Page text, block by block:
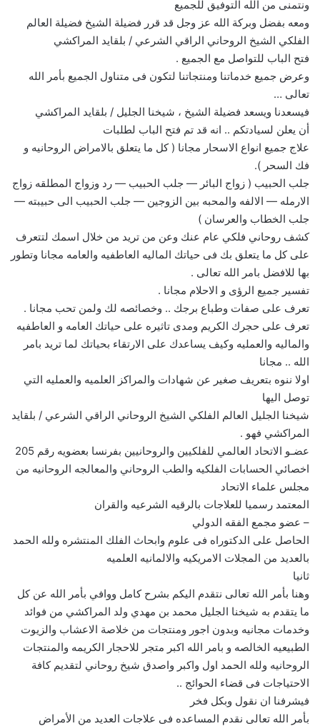
ونتمنى من الله التوفيق للجميع
ومعه بفضل وبركة الله عز وجل قد قرر فضيلة الشيخ فضيلة العالم
الفلكي الشيخ الروحاني الراقي الشرعي / بلقايد المراكشي
فتح الباب للتواصل مع الجميع .
وعرض جميع خدماتنا ومنتجاتنا لتكون فى متناول الجميع بأمر الله
تعالى …
فيسعدنا ويسعد فضيلة الشيخ ، شيخنا الجليل / بلقايد المراكشي
أن يعلن لسيادتكم .. انه قد تم فتح الباب لطلبات
علاج جميع انواع الاسحار مجانا ( كل ما يتعلق بالامراض الروحانيه و
فك السحر ).
جلب الحبيب ( زواج البائر — جلب الحبيب — رد وزواج المطلقه زواج
الارمله — الالفه والمحبه بين الزوجين — جلب الحبيب الى حبيبته —
جلب الخطاب والعرسان )
كشف روحاني فلكي عام عنك وعن من تريد من خلال اسمك لتتعرف
على كل ما يتعلق بك فى حياتك الماليه العاطفيه والعامه مجانا وتطور
بها للافضل بامر الله تعالى .
تفسير جميع الرؤى و الاحلام مجانا .
تعرف على صفات وطباع برجك .. وخصائصه لك ولمن تحب مجانا .
تعرف على حجرك الكريم ومدى تاثيره على حياتك العامه و العاطفيه
والماليه والعمليه وكيف يساعدك على الارتقاء بحياتك لما تريد بامر
الله .. مجانا
اولا ننوه بتعريف صغير عن شهادات والمراكز العلميه والعمليه التي
توصل اليها
شيخنا الجليل العالم الفلكي الشيخ الروحاني الراقي الشرعي / بلقايد
المراكشي فهو .
عضـو الاتحاد العالمي للفلكيين والروحانيين بفرنسا بعضويه رقم 205
اخصائي الحسابات الفلكيه والطب الروحاني والمعالجه الروحانيه من
مجلس علماء الاتحاد
المعتمد رسميا للعلاجات بالرقيه الشرعيه والقران
– عضو مجمع الفقه الدولي
الحاصل على الدكتوراه فى علوم وابحاث الفلك المنتشره ولله الحمد
بالعديد من المجلات الامريكيه والالمانيه العلميه
ثانيا
وهنا بأمر الله تعالى نتقدم اليكم بشرح كامل ووافي بأمر الله عن كل
ما يتقدم به شيخنا الجليل محمد بن مهدي ولد المراكشي من فوائد
وخدمات مجانيه وبدون اجور ومنتجات من خلاصة الاعشاب والزيوت
الطبيعيه الخالصه و بامر الله اكبر متجر للاحجار الكريمه والمنتجات
الروحانيه ولله الحمد اول واكبر واصدق شيخ روحاني لتقديم كافة
الاحتياجات فى قضاء الحوائج ..
فيشرفنا ان نقول وبكل فخر
بأمر الله تعالى نقدم المساعده فى علاجات العديد من الأمراض